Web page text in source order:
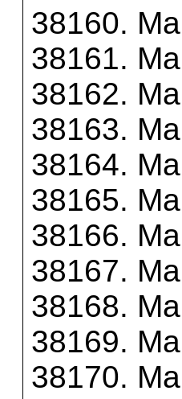
38160.
38161.
38162.
38163.
38164.
38165.
38166.
38167.
38168.
38169.
38170.